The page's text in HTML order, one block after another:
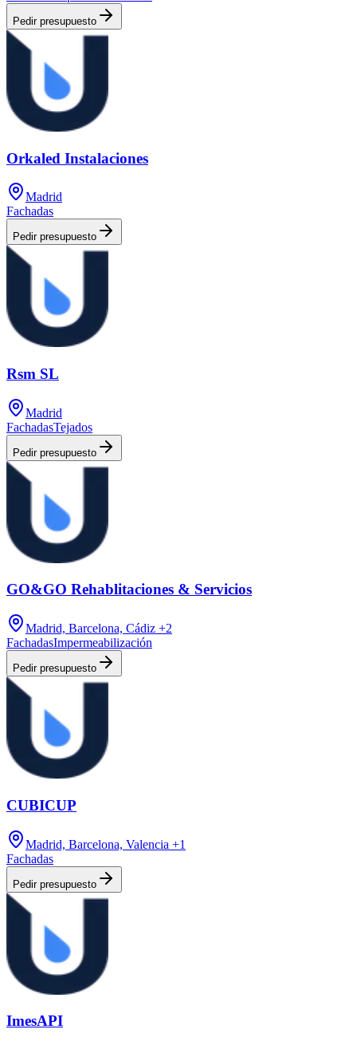
Pedir presupuesto
Orkaled Instalaciones
Madrid
Fachadas
Pedir presupuesto
Rsm SL
Madrid
FachadasTejados
Pedir presupuesto
GO&GO Rehablitaciones & Servicios
Madrid, Barcelona, Cádiz +2
FachadasImpermeabilización
Pedir presupuesto
CUBICUP
Madrid, Barcelona, Valencia +1
Fachadas
Pedir presupuesto
ImesAPI